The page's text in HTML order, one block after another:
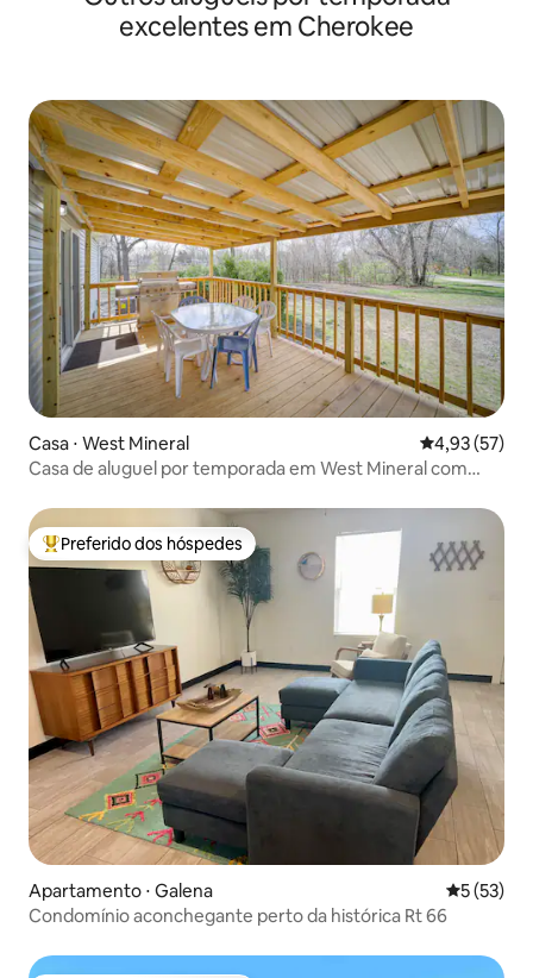
excelentes em Cherokee
Casa ⋅ West Mineral 4,93 de uma
4,93 (57)
Casa de aluguel por temporada em West Mineral com
Entre os melhores preferidos dos hóspedes
Preferido dos hóspedes
Apartamento ⋅ Galena 5 de uma
5 (53)
Condomínio aconchegante perto da histórica Rt 66